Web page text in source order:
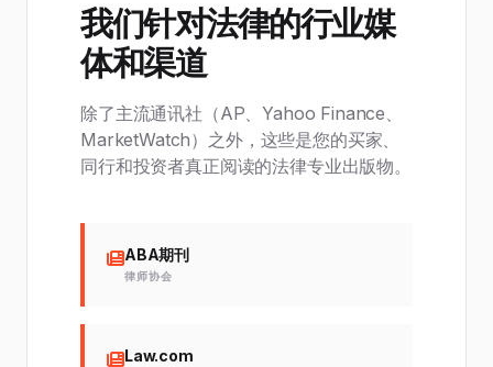
我们针对法律的行业媒
体和渠道
除了主流通讯社（AP、Yahoo Finance、
MarketWatch）之外，这些是您的买家、
同行和投资者真正阅读的法律专业出版物。
ABA期刊
律师协会
Law.com